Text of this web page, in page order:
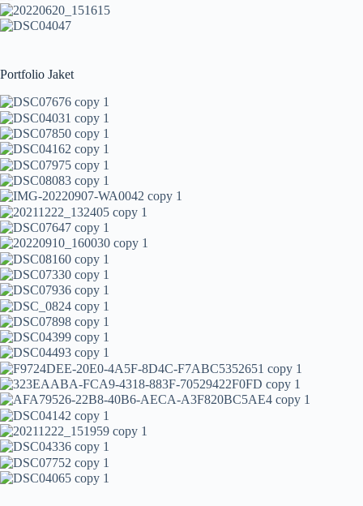
Portfolio Jaket